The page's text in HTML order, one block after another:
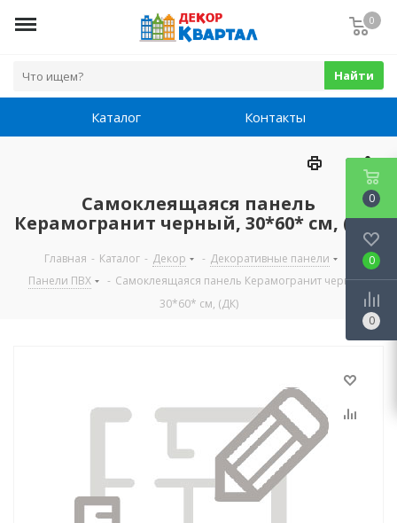
0
Найти
Каталог Контакты
Самоклеящаяся панель
Керамогранит черный, 30*60* см, (ДК)
Главная - Каталог - Декор - Декоративные панели
Панели ПВХ
- Самоклеящаяся панель Керамогранит черный,
30*60* см, (ДК)
0
0
0